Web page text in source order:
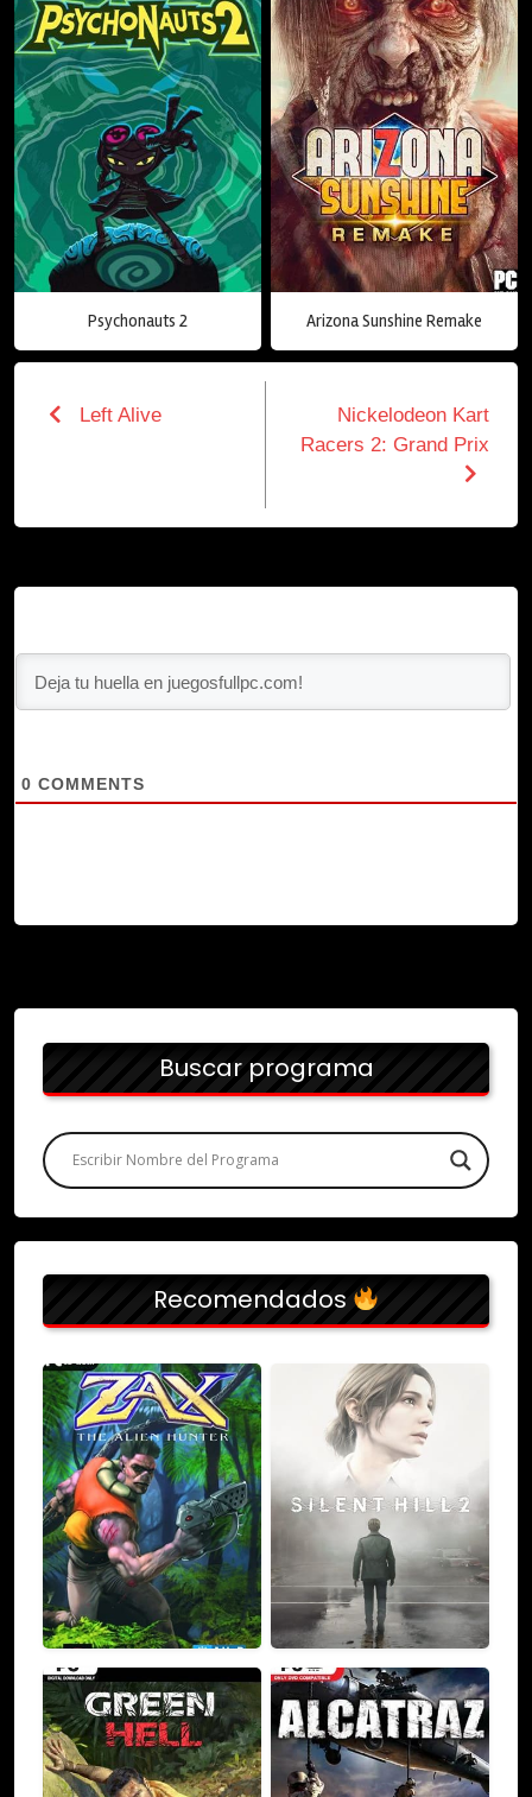
Psychonauts 2 Arizona Sunshine Remake
Left Alive
Nickelodeon Kart
Racers 2: Grand Prix
0 COMMENTS
Buscar programa
Recomendados